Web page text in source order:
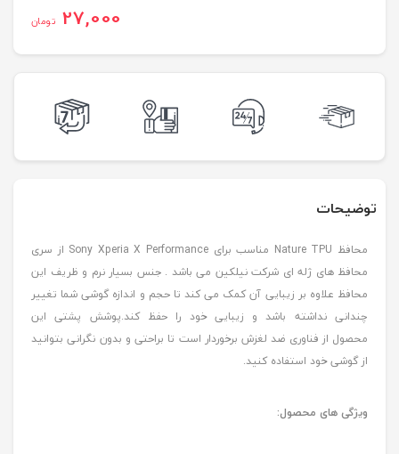
27,000 تومان
توضیحات
محافظ Nature TPU مناسب برای Sony Xperia X Performance از سری
محافظ های ژله ای شرکت نیلکین می باشد . جنس بسیار نرم و ظریف این
محافظ علاوه بر زیبایی آن کمک می کند تا حجم و اندازه گوشی شما تغییر
چندانی نداشته باشد و زیبایی خود را حفظ کند.پوشش پشتی این
محصول از فناوری ضد لغزش برخوردار است تا براحتی و بدون نگرانی بتوانید
از گوشی خود استفاده کنید.
ویژگی های محصول: